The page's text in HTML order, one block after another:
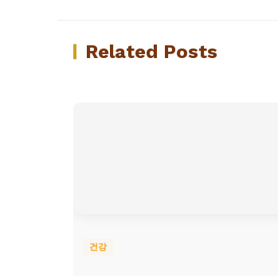
Related Posts
건강